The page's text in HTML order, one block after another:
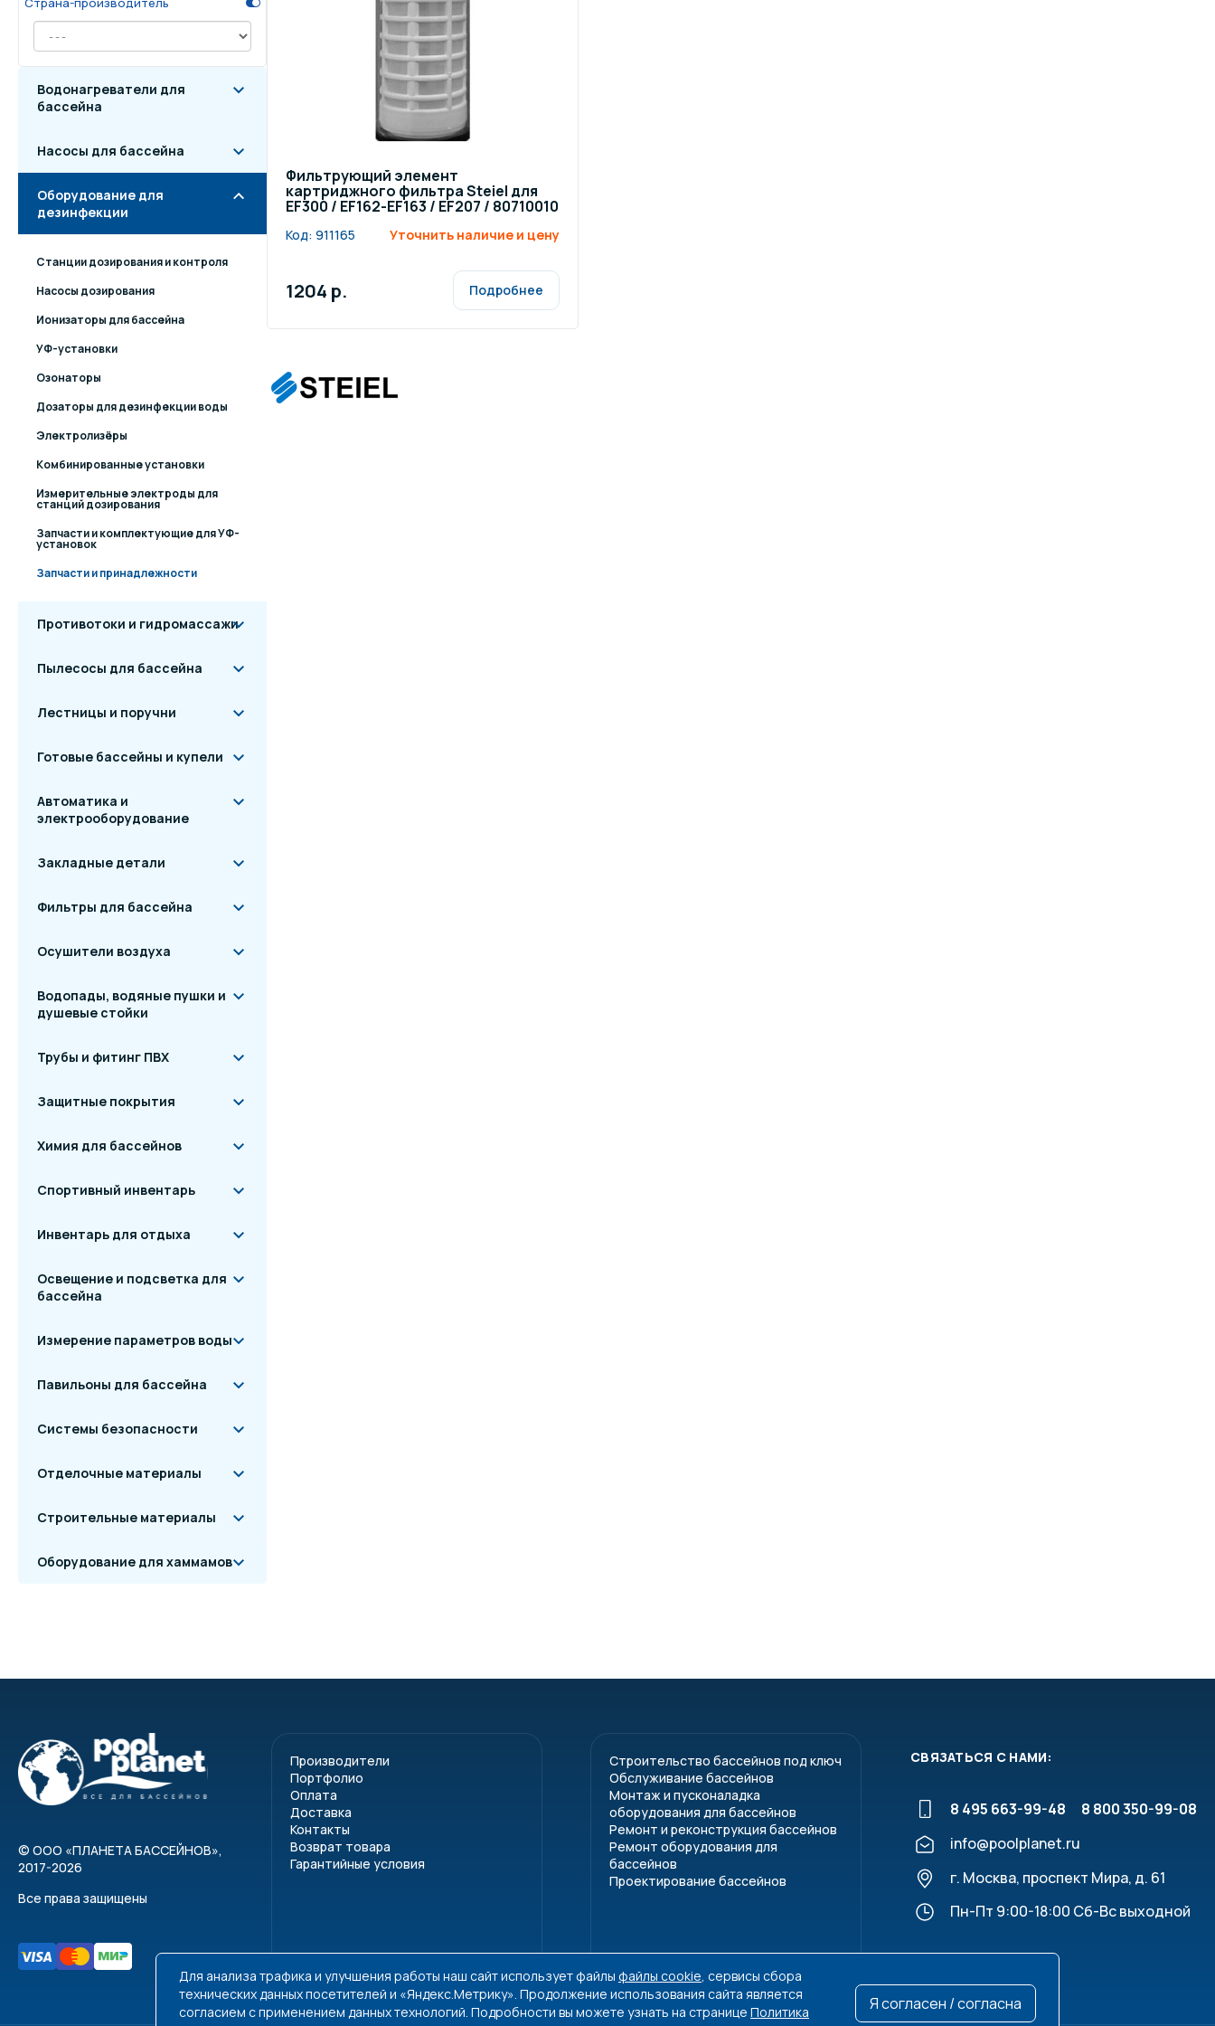
Освещение и подсветка для
бассейна
Системы безопасности Отделочные материалы
Водонагреватели для
бассейна
Насосы для бассейна
Оборудование для
дезинфекции
Станции дозирования и контроля
Насосы дозирования
Ионизаторы для бассейна
УФ-установки
Озонаторы
Дозаторы для дезинфекции воды
Электролизёры
Комбинированные установки
Измерительные электроды для
станций дозирования
Запчасти и комплектующие для УФ-
установок
Запчасти и принадлежности
Противотоки и гидромассажи
Пылесосы для бассейна
Лестницы и поручни
Готовые бассейны и купели
Автоматика и
электрооборудование
Закладные детали
Фильтры для бассейна
Осушители воздуха
Водопады, водяные пушки и
душевые стойки
Трубы и фитинг ПВХ
Защитные покрытия
Химия для бассейнов
Спортивный инвентарь
Инвентарь для отдыха
Освещение и подсветка для
бассейна
Измерение параметров воды
Павильоны для бассейна
Системы безопасности
Отделочные материалы
Строительные материалы
Оборудование для хаммамов
Фильтрующий элемент
картриджного фильтра Steiel для
EF300 / EF162-EF163 / EF207 / 80710010
Код: 911165 Уточнить наличие и цену
1204 р. Подробнее
© ООО «ПЛАНЕТА БАССЕЙНОВ»,
2017-2026
Все права защищены
Производители
Портфолио
Оплата
Доставка
Контакты
Возврат товара
Гарантийные условия
Строительство бассейнов под ключ
Обслуживание бассейнов
Монтаж и пусконаладка
оборудования для бассейнов
Ремонт и реконструкция бассейнов
Ремонт оборудования для
бассейнов
Проектирование бассейнов
СВЯЗАТЬСЯ С НАМИ:
8 495 663-99-48
8 800 350-99-08
info@poolplanet.ru
г. Москва, проспект Мира, д. 61
Пн-Пт 9:00-18:00 Сб-Вс выходной
Для анализа трафика и улучшения работы наш сайт использует файлы файлы cookie, сервисы сбора
технических данных посетителей и «Яндекс.Метрику». Продолжение использования сайта является
согласием с применением данных технологий. Подробности вы можете узнать на странице Политика
Я согласен / согласна